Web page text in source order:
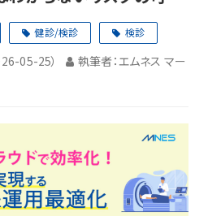
【セミナーレポート】
健診/検診 検診
05-25）
執筆者：エムネス マー